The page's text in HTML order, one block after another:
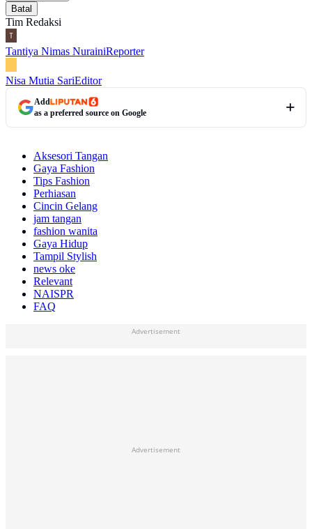
Batal
Tim Redaksi
Tantiya Nimas NurainiReporter
Nisa Mutia SariEditor
Add
as a preferred source on Google
Aksesori Tangan
Gaya Fashion
Tips Fashion
Perhiasan
Cincin Gelang
jam tangan
fashion wanita
Gaya Hidup
Tampil Stylish
news oke
Relevant
NAISPR
FAQ
Advertisement
Advertisement